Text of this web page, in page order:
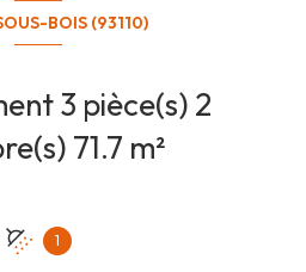
BOIS (93110)
2
chambre(s) 71.7 m²
1